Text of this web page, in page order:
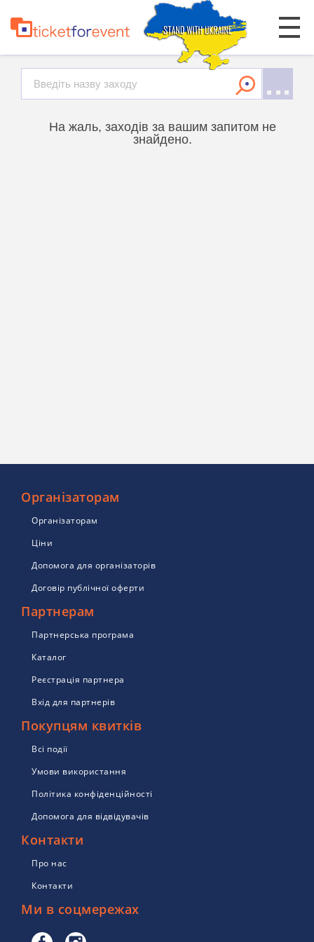
На жаль, заходів за вашим запитом не
знайдено.
Організаторам
Організаторам
Ціни
Допомога для організаторів
Договір публічної оферти
Партнерам
Партнерська програма
Каталог
Реєстрація партнера
Вхід для партнерів
Покупцям квитків
Всі події
Умови використання
Політика конфіденційності
Допомога для відвідувачів
Контакти
Про нас
Контакти
Ми в соцмережах